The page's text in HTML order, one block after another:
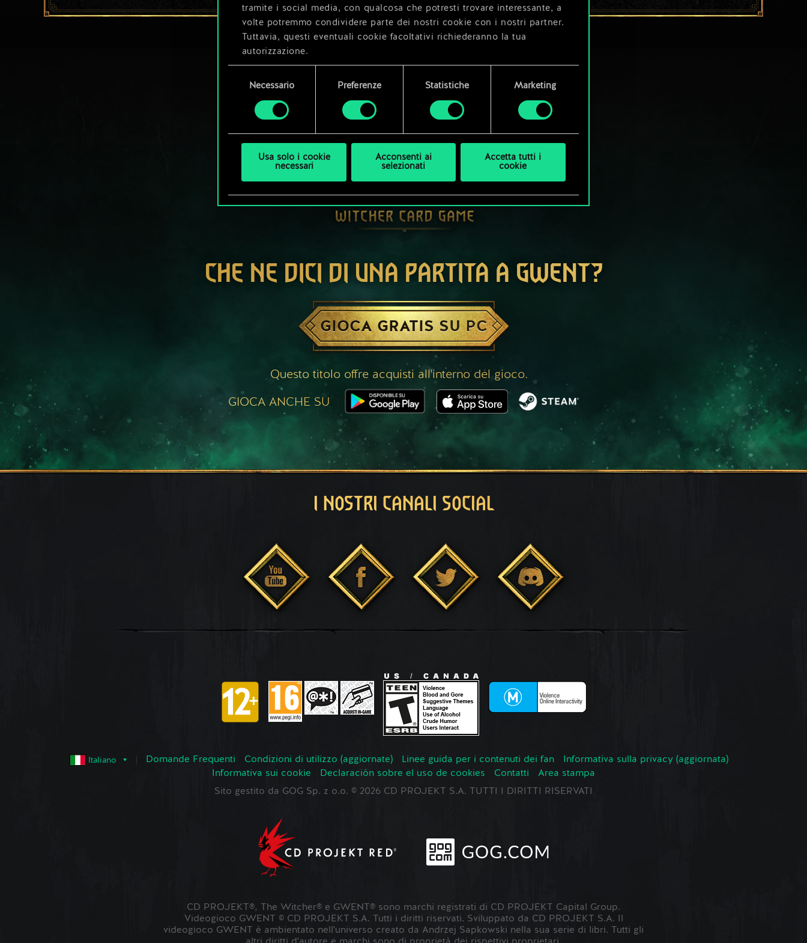
tramite i social media, con qualcosa che potresti trovare interessante, a
volte potremmo condividere parte dei nostri cookie con i nostri partner.
Tuttavia, questi eventuali cookie facoltativi richiederanno la tua
autorizzazione.
Tutti i dettagli su come utilizziamo i cookie e su come impostare le tue
consenso
Necessario Preferenze Statistiche Marketing
Usa solo i cookie
necessari
Acconsenti ai
selezionati
Accetta tutti i
cookie
CHE NE DICI DI UNA PARTITA A GWENT?
GIOCA GRATIS SU PC
Questo titolo offre acquisti all'interno del gioco.
GIOCA ANCHE SU
I NOSTRI CANALI SOCIAL
Italiano Domande Frequenti Condizioni di utilizzo (aggiornate) Linee guida per i contenuti dei fan
Informativa sulla privacy (aggiornata)
Informativa sui cookie
Declaración sobre el uso de cookies Contatti
Area stampa
Sito gestito da GOG Sp. z o.o. © 2026 CD PROJEKT S.A. TUTTI I DIRITTI RISERVATI
CD PROJEKT®, The Witcher® e GWENT® sono marchi registrati di CD PROJEKT Capital Group.
Videogioco GWENT © CD PROJEKT S.A. Tutti i diritti riservati. Sviluppato da CD PROJEKT S.A. Il
videogioco GWENT è ambientato nell'universo creato da Andrzej Sapkowski nella sua serie di libri. Tutti gli